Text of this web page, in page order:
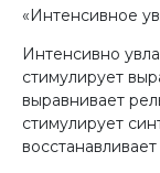
«Интенсивное
Интенсивно
стимулирует
выравнивает
стимулирует